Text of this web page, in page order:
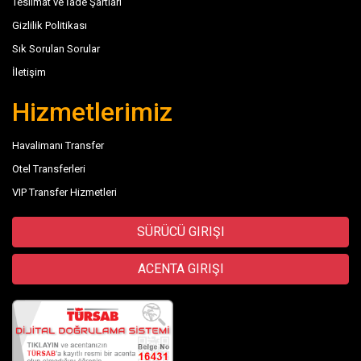
Gizlilik Politikası
Sık Sorulan Sorular
İletişim
Hizmetlerimiz
Havalimanı Transfer
Otel Transferleri
VIP Transfer Hizmetleri
SÜRÜCÜ GIRIŞI
ACENTA GIRIŞI